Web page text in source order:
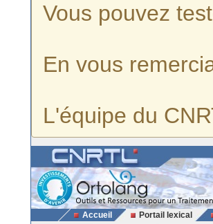
Vous pouvez
En vous
L'équipe du
Accueil Portail lexical